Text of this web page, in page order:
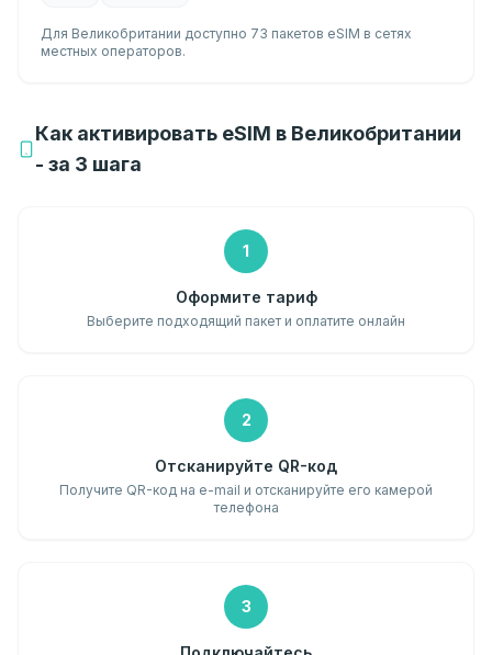
Для Великобритании доступно 73 пакетов eSIM в сетях
местных операторов.
Как активировать eSIM в Великобритании
- за 3 шага
1
Оформите тариф
Выберите подходящий пакет и оплатите онлайн
2
Отсканируйте QR-код
Получите QR-код на e-mail и отсканируйте его камерой
телефона
3